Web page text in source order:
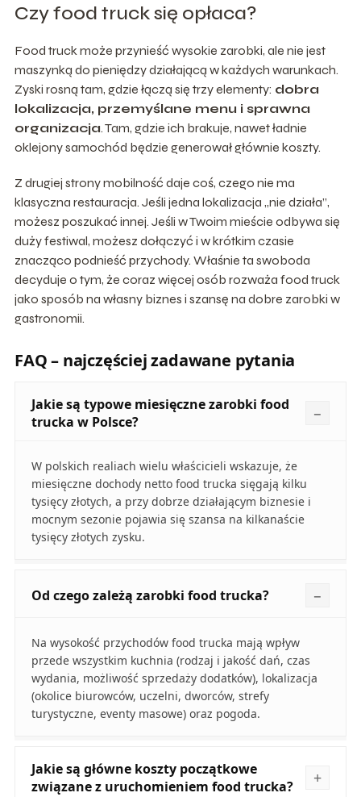
Czy food truck się opłaca?
Food truck może przynieść wysokie zarobki, ale nie jest
maszynką do pieniędzy działającą w każdych warunkach.
Zyski rosną tam, gdzie łączą się trzy elementy: dobra
lokalizacja, przemyślane menu i sprawna
organizacja. Tam, gdzie ich brakuje, nawet ładnie
oklejony samochód będzie generował głównie koszty.
Z drugiej strony mobilność daje coś, czego nie ma
klasyczna restauracja. Jeśli jedna lokalizacja „nie działa”,
możesz poszukać innej. Jeśli w Twoim mieście odbywa się
duży festiwal, możesz dołączyć i w krótkim czasie
znacząco podnieść przychody. Właśnie ta swoboda
decyduje o tym, że coraz więcej osób rozważa food truck
jako sposób na własny biznes i szansę na dobre zarobki w
gastronomii.
FAQ – najczęściej zadawane pytania
Jakie są typowe miesięczne zarobki food
trucka w Polsce?
W polskich realiach wielu właścicieli wskazuje, że
miesięczne dochody netto food trucka sięgają kilku
tysięcy złotych, a przy dobrze działającym biznesie i
mocnym sezonie pojawia się szansa na kilkanaście
tysięcy złotych zysku.
Od czego zależą zarobki food trucka?
Na wysokość przychodów food trucka mają wpływ
przede wszystkim kuchnia (rodzaj i jakość dań, czas
wydania, możliwość sprzedaży dodatków), lokalizacja
(okolice biurowców, uczelni, dworców, strefy
turystyczne, eventy masowe) oraz pogoda.
Jakie są główne koszty początkowe
związane z uruchomieniem food trucka?